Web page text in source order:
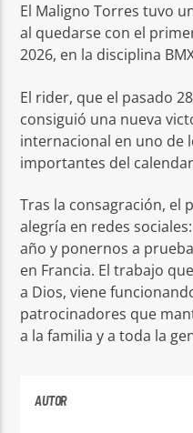
El Maligno Torres tuvo
al quedarse con el
2026, en la disciplina
El rider, que el pasado
consiguió una nueva
internacional en uno de
importantes del
Tras la consagración, el
alegría en redes
año y ponernos a
en Francia. El trabajo
a Dios, viene
patrocinadores que
a la familia y a toda la
AUTOR